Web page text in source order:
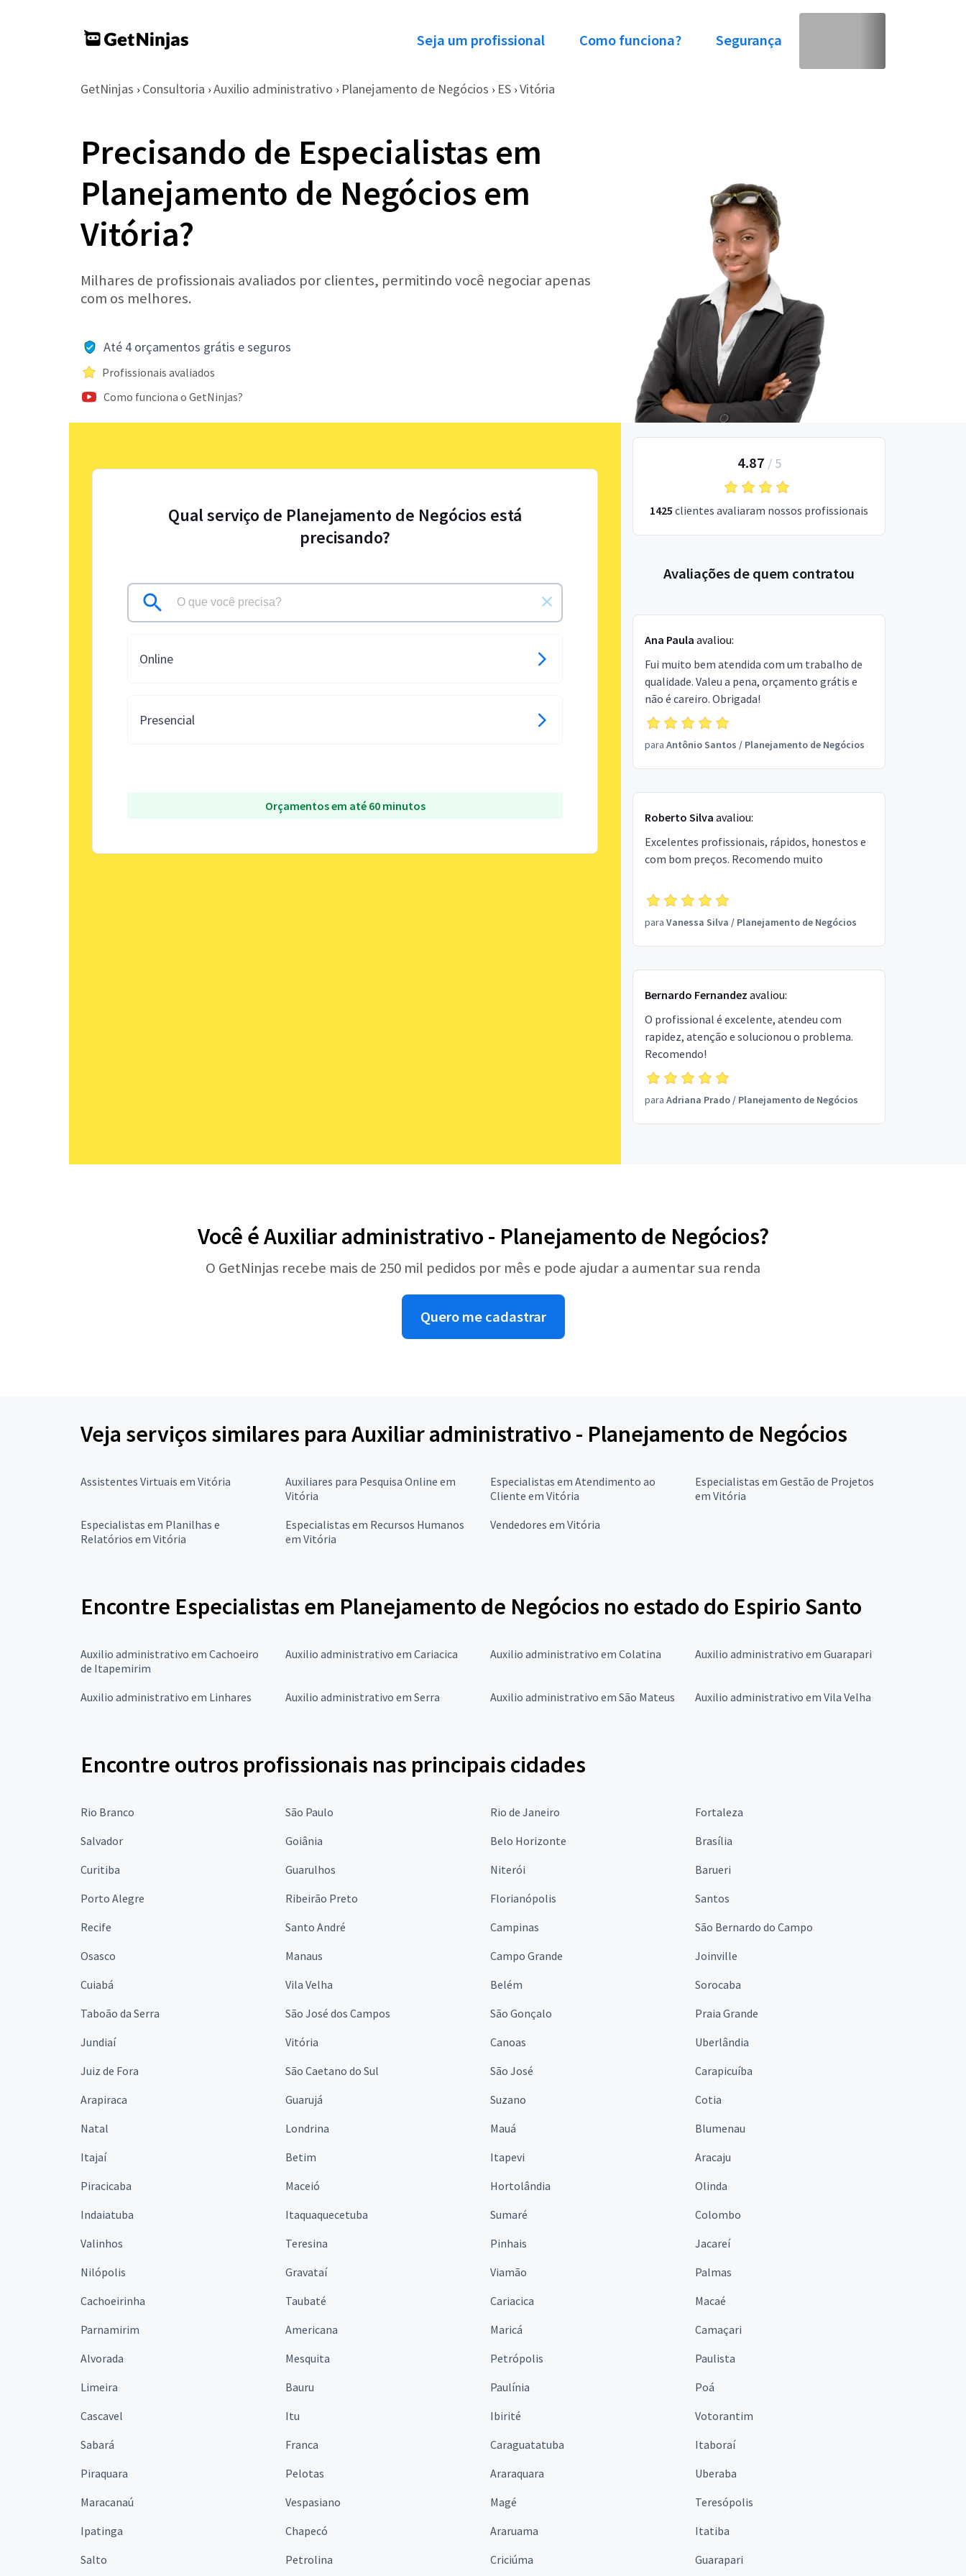
Seja um profissional Como funciona? Segurança
GetNinjas › Consultoria › Auxilio administrativo › Planejamento de Negócios › ES › Vitória
Precisando de Especialistas em
Planejamento de Negócios em
Vitória?
Milhares de profissionais avaliados por clientes, permitindo você negociar apenas
com os melhores.
Até 4 orçamentos grátis e seguros
Profissionais avaliados
Como funciona o GetNinjas?
Qual serviço de Planejamento de Negócios está
precisando?
Online
Presencial
Orçamentos em até 60 minutos
4.87 / 5
1425 clientes avaliaram nossos profissionais
Avaliações de quem contratou
Ana Paula avaliou:
Fui muito bem atendida com um trabalho de
qualidade. Valeu a pena, orçamento grátis e
não é careiro. Obrigada!
para Antônio Santos / Planejamento de Negócios
Roberto Silva avaliou:
Excelentes profissionais, rápidos, honestos e
com bom preços. Recomendo muito
para Vanessa Silva / Planejamento de Negócios
Bernardo Fernandez avaliou:
O profissional é excelente, atendeu com
rapidez, atenção e solucionou o problema.
Recomendo!
para Adriana Prado/ Planejamento de Negócios
Você é Auxiliar administrativo - Planejamento de Negócios?
O GetNinjas recebe mais de 250 mil pedidos por mês e pode ajudar a aumentar sua renda
Quero me cadastrar
Veja serviços similares para Auxiliar administrativo - Planejamento de Negócios
Assistentes Virtuais em Vitória
Auxiliares para Pesquisa Online em
Vitória
Especialistas em Atendimento ao
Cliente em Vitória
Especialistas em Gestão de Projetos
em Vitória
Especialistas em Planilhas e
Relatórios em Vitória
Especialistas em Recursos Humanos
em Vitória
Vendedores em Vitória
Encontre Especialistas em Planejamento de Negócios no estado do Espirio Santo
Auxilio administrativo em Cachoeiro
de Itapemirim
Auxilio administrativo em Cariacica Auxilio administrativo em Colatina Auxilio administrativo em Guarapari
Auxilio administrativo em Linhares Auxilio administrativo em Serra Auxilio administrativo em São Mateus Auxilio administrativo em Vila Velha
Encontre outros profissionais nas principais cidades
Rio Branco São Paulo Rio de Janeiro
Fortaleza
Salvador
Goiânia Belo Horizonte
Brasília
Curitiba
Guarulhos Niterói
Barueri
Porto Alegre
Ribeirão Preto Florianópolis
Santos
Recife
Santo André Campinas
São Bernardo do Campo
Osasco
Manaus Campo Grande
Joinville
Cuiabá
Vila Velha Belém
Sorocaba
Taboão da Serra
São José dos Campos São Gonçalo
Praia Grande
Jundiaí
Vitória Canoas
Uberlândia
Juiz de Fora
São Caetano do Sul São José
Carapicuíba
Arapiraca
Guarujá Suzano
Cotia
Natal
Londrina Mauá
Blumenau
Itajaí
Betim Itapevi
Aracaju
Piracicaba
Maceió Hortolândia
Olinda
Indaiatuba
Itaquaquecetuba Sumaré
Colombo
Valinhos
Teresina Pinhais
Jacareí
Nilópolis
Gravataí Viamão
Palmas
Cachoeirinha
Taubaté Cariacica
Macaé
Parnamirim
Americana Maricá
Camaçari
Alvorada
Mesquita Petrópolis
Paulista
Limeira
Bauru Paulínia
Poá
Cascavel
Itu Ibirité
Votorantim
Sabará
Franca Caraguatatuba
Itaboraí
Piraquara
Pelotas Araraquara
Uberaba
Maracanaú
Vespasiano Magé
Teresópolis
Ipatinga
Chapecó Araruama
Itatiba
Salto
Petrolina Criciúma Guarapari